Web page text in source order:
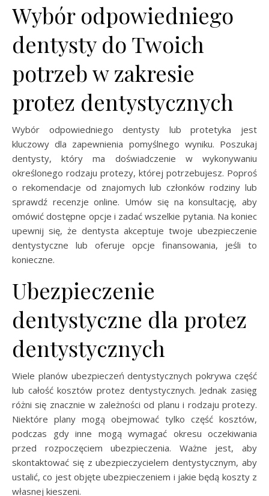
Wybór odpowiedniego
dentysty do Twoich
potrzeb w zakresie
protez dentystycznych
Wybór odpowiedniego dentysty lub protetyka jest
kluczowy dla zapewnienia pomyślnego wyniku. Poszukaj
dentysty, który ma doświadczenie w wykonywaniu
określonego rodzaju protezy, której potrzebujesz. Poproś
o rekomendacje od znajomych lub członków rodziny lub
sprawdź recenzje online. Umów się na konsultację, aby
omówić dostępne opcje i zadać wszelkie pytania. Na koniec
upewnij się, że dentysta akceptuje twoje ubezpieczenie
dentystyczne lub oferuje opcje finansowania, jeśli to
konieczne.
Ubezpieczenie
dentystyczne dla protez
dentystycznych
Wiele planów ubezpieczeń dentystycznych pokrywa część
lub całość kosztów protez dentystycznych. Jednak zasięg
różni się znacznie w zależności od planu i rodzaju protezy.
Niektóre plany mogą obejmować tylko część kosztów,
podczas gdy inne mogą wymagać okresu oczekiwania
przed rozpoczęciem ubezpieczenia. Ważne jest, aby
skontaktować się z ubezpieczycielem dentystycznym, aby
ustalić, co jest objęte ubezpieczeniem i jakie będą koszty z
własnej kieszeni.